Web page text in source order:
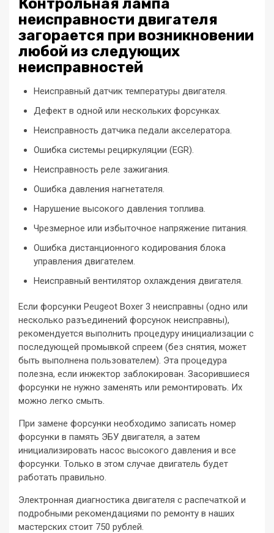
Контрольная лампа
неисправности двигателя
загорается при возникновении
любой из следующих
неисправностей
Неисправный датчик температуры двигателя.
Дефект в одной или нескольких форсунках.
Неисправность датчика педали акселератора.
Ошибка системы рециркуляции (EGR).
Неисправность реле зажигания.
Ошибка давления нагнетателя.
Нарушение высокого давления топлива.
Чрезмерное или избыточное напряжение питания.
Ошибка дистанционного кодирования блока
управления двигателем.
Неисправный вентилятор охлаждения двигателя.
Если форсунки Peugeot Boxer 3 неисправны (одно или
несколько разъединений форсунок неисправны),
рекомендуется выполнить процедуру инициализации с
последующей промывкой спреем (без снятия, может
быть выполнена пользователем). Эта процедура
полезна, если инжектор заблокирован. Засорившиеся
форсунки не нужно заменять или ремонтировать. Их
можно легко смыть.
При замене форсунки необходимо записать номер
форсунки в память ЭБУ двигателя, а затем
инициализировать насос высокого давления и все
форсунки. Только в этом случае двигатель будет
работать правильно.
Электронная диагностика двигателя с распечаткой и
подробными рекомендациями по ремонту в наших
мастерских стоит 750 рублей.